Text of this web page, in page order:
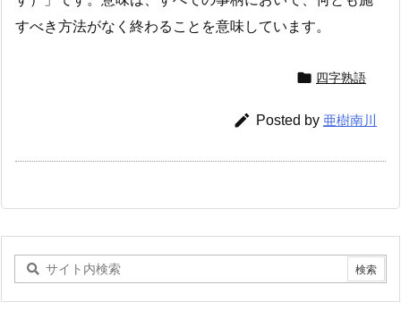
すべき方法がなく終わることを意味しています。
 四字熟語
 Posted by 亜樹南川